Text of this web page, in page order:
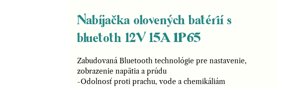
Nabíjačka olovených batérií s
bluetoth 12V 15A IP65
Zabudovaná Bluetooth technológie pre nastavenie,
zobrazenie napätia a prúdu
-Odolnosť proti prachu, vode a chemikáliám